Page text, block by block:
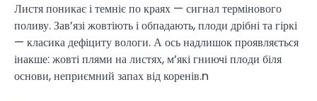
Листя поникає і темніє по краях — сигнал термінового
поливу. Зав’язі жовтіють і обпадають, плоди дрібні та гіркі
— класика дефіциту вологи. А ось надлишок проявляється
інакше: жовті плями на листях, м’які гниючі плоди біля
основи, неприємний запах від коренів.n